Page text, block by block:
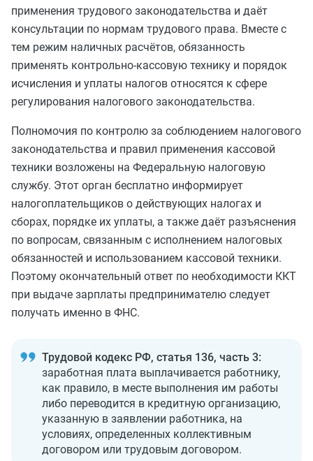
применения трудового законодательства и даёт
консультации по нормам трудового права. Вместе с
тем режим наличных расчётов, обязанность
применять контрольно‑кассовую технику и порядок
исчисления и уплаты налогов относятся к сфере
регулирования налогового законодательства.
Полномочия по контролю за соблюдением налогового
законодательства и правил применения кассовой
техники возложены на Федеральную налоговую
службу. Этот орган бесплатно информирует
налогоплательщиков о действующих налогах и
сборах, порядке их уплаты, а также даёт разъяснения
по вопросам, связанным с исполнением налоговых
обязанностей и использованием кассовой техники.
Поэтому окончательный ответ по необходимости ККТ
при выдаче зарплаты предпринимателю следует
получать именно в ФНС.
Трудовой кодекс РФ, статья 136, часть 3:
заработная плата выплачивается работнику,
как правило, в месте выполнения им работы
либо переводится в кредитную организацию,
указанную в заявлении работника, на
условиях, определенных коллективным
договором или трудовым договором.